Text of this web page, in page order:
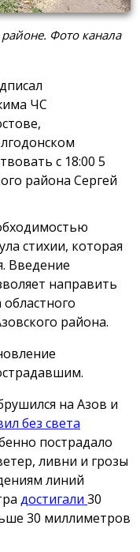
Фото канала
ЧС
с 18:00 5
района Сергей
стихии, которая
Введение
направить
района.
на Азов и
без света
пострадало
ливни и грозы
линий
достигали 30
30 миллиметров